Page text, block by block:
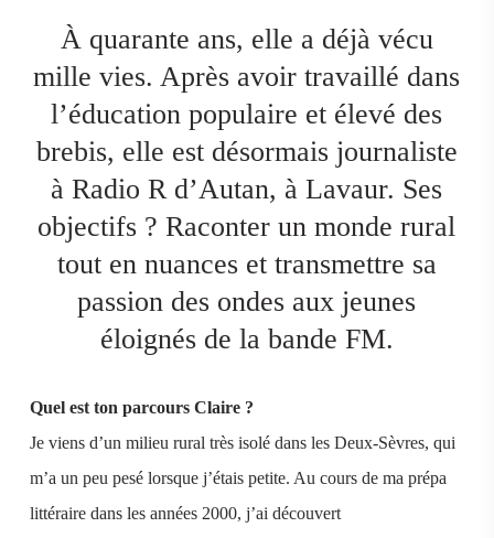
À quarante ans, elle a déjà vécu
mille vies. Après avoir travaillé dans
l’éducation populaire et élevé des
brebis, elle est désormais journaliste
à Radio R d’Autan, à Lavaur. Ses
objectifs ? Raconter un monde rural
tout en nuances et transmettre sa
passion des ondes aux jeunes
éloignés de la bande FM.
Quel est ton parcours Claire ?
Je viens d’un milieu rural très isolé dans les Deux-Sèvres, qui
m’a un peu pesé lorsque j’étais petite. Au cours de ma prépa
littéraire dans les années 2000, j’ai découvert